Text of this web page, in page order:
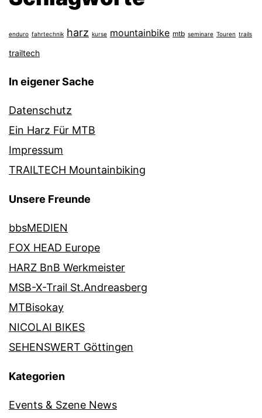
enduro fahrtechnik harz kurse mountainbike mtb seminare Touren trails
trailtech
In eigener Sache
Datenschutz
Ein Harz Für MTB
Impressum
TRAILTECH Mountainbiking
Unsere Freunde
bbsMEDIEN
FOX HEAD Europe
HARZ BnB Werkmeister
MSB-X-Trail St.Andreasberg
MTBisokay
NICOLAI BIKES
SEHENSWERT Göttingen
Kategorien
Events & Szene News